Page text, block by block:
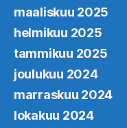
maaliskuu 2025
helmikuu 2025
tammikuu 2025
joulukuu 2024
marraskuu 2024
lokakuu 2024